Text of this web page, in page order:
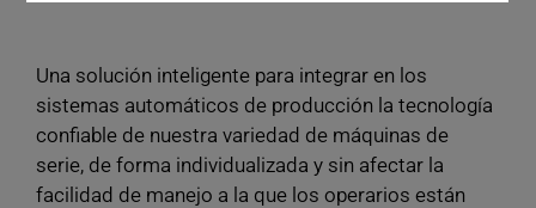
Una solución inteligente para integrar en los
sistemas automáticos de producción la tecnología
confiable de nuestra variedad de máquinas de
serie, de forma individualizada y sin afectar la
facilidad de manejo a la que los operarios están